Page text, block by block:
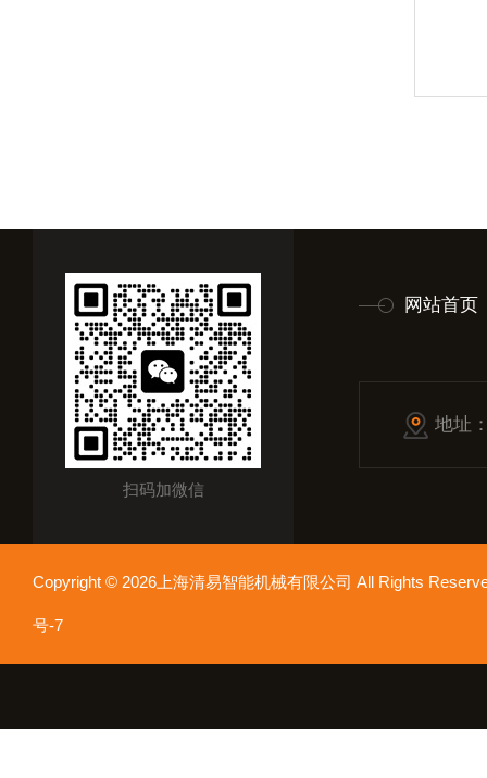
扫码加微信
网站首页
地址
Copyright © 2026上海清易智能机械有限公司 All Rights
号-7